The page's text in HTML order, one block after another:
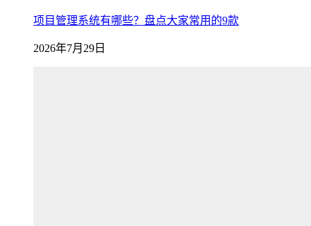
项目管理系统有哪些？盘点大家常用的9款
2026年7月29日